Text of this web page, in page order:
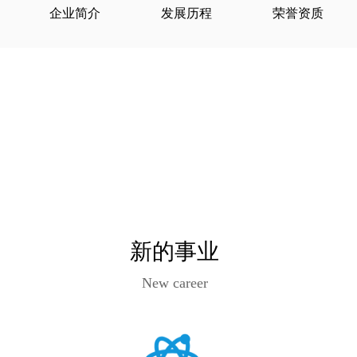
企业简介 发展历程 荣誉资质
新的事业
New career